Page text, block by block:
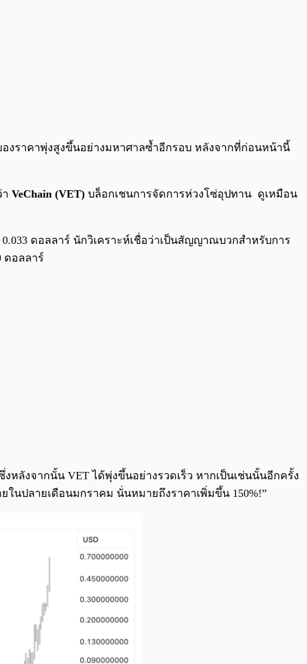
/ 0:00
งราคาพุ่งสูงขึ้นอย่างมหาศาลซ้ำอีกรอบ หลังจากที่ก่อนหน้านี้
VeChain (VET) บล็อกเชนการจัดการห่วงโซ่อุปทาน ดูเหมือน
ดอลลาร์ นักวิเคราะห์เชื่อว่าเป็นสัญญาณบวกสำหรับการ
ดอลลาร์
หลังจากนั้น VET ได้พุ่งขึ้นอย่างรวดเร็ว หากเป็นเช่นนั้นอีกครั้ง
นปลายเดือนมกราคม นั่นหมายถึงราคาเพิ่มขึ้น 150%!”